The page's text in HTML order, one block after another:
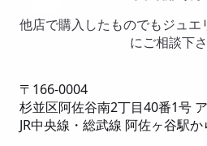
他店で購入したものでもジュ
にご相談下さ
〒166-0004
杉並区阿佐谷南2丁目40番1号
JR中央線・総武線 阿佐ヶ谷駅